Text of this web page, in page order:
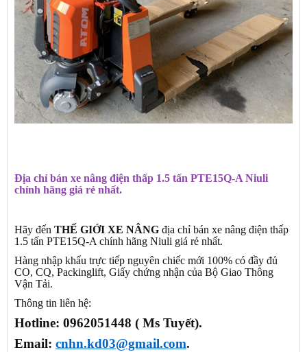
Địa chỉ bán xe nâng điện thấp 1.5 tấn PTE15Q-A Niuli
chính hãng giá rẻ nhất.
Hãy đến THẾ GIỚI XE NÂNG địa chỉ bán xe nâng điện thấp
1.5 tấn PTE15Q-A chính hãng Niuli giá rẻ nhất.
Hàng nhập khẩu trực tiếp nguyên chiếc mới 100% có đầy đủ
CO, CQ, Packinglift, Giấy chứng nhận của Bộ Giao Thông
Vận Tải.
Thông tin liên hệ:
Hotline: 0962051448 ( Ms Tuyết).
Email: cnhn.kd03@gmail.com.